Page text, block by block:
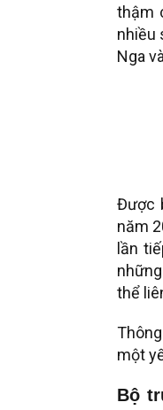
thậm
nhiều
Nga
Được
năm
lần
thể
một
Bộ